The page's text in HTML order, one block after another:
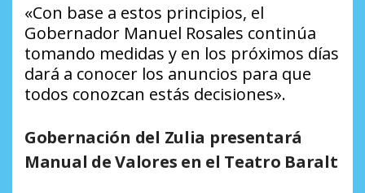
«Con base a estos principios, el
Gobernador Manuel Rosales continúa
tomando medidas y en los próximos días
dará a conocer los anuncios para que
todos conozcan estás decisiones».
Gobernación del Zulia presentará
Manual de Valores en el Teatro Baralt